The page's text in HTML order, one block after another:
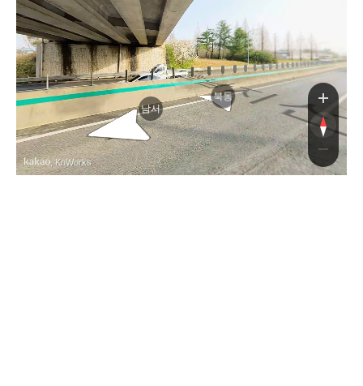
고속도로
고속도로
남서
북동
, KnWorks